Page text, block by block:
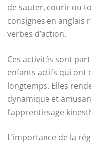
de sauter, courir ou
consignes en anglais
verbes d’action.
Ces activités sont
enfants actifs qui ont
longtemps. Elles
dynamique et
l’apprentissage
L’importance de la